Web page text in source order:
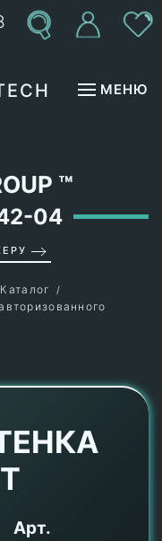
МЕНЮ
™
04
Каталог
Арт.